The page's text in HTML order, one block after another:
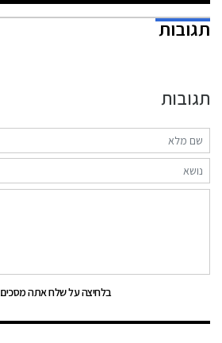
תגובות
תגובות
בלחיצה על שלח אתה מסכים